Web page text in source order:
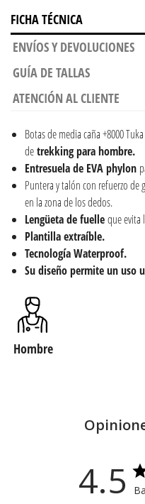
FICHA TÉCNICA
ENVÍOS Y DEVOLUCIONES
GUÍA DE TALLAS
ATENCIÓN AL CLIENTE
Botas de media caña +8000 Tuka
detrekking para hombre.
Entresuela de EVA phylon
Puntera y talón con refuerzo de
en la zona de los dedos.
Lengüeta de fuelleque evita
Plantilla extraíble.
Tecnología Waterproof.
Su diseño permite un uso
Hombre
4.5